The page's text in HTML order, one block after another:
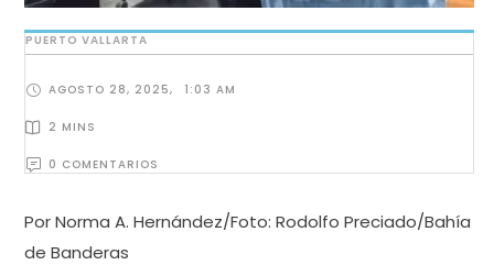
PUERTO VALLARTA
AGOSTO 28, 2025, 1:03 AM
2 MINS
0 COMENTARIOS
Por Norma A. Hernández/Foto: Rodolfo Preciado/Bahía
de Banderas